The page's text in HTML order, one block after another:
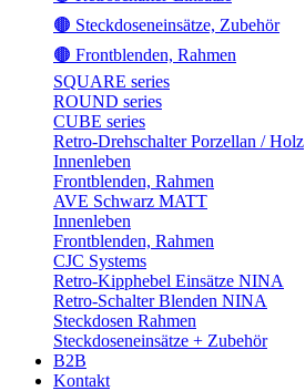
🟤 Steckdoseneinsätze, Zubehör
🟤 Frontblenden, Rahmen
SQUARE series
ROUND series
CUBE series
Retro-Drehschalter Porzellan / Holz
Innenleben
Frontblenden, Rahmen
AVE Schwarz MATT
Innenleben
Frontblenden, Rahmen
CJC Systems
Retro-Kipphebel Einsätze NINA
Retro-Schalter Blenden NINA
Steckdosen Rahmen
Steckdoseneinsätze + Zubehör
B2B
Kontakt